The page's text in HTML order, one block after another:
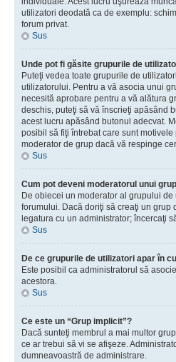
utilizatori deodată ca de exemplu:
forum privat.
Sus
Unde pot fi găsite grupurile de
Puteţi vedea toate grupurile de
utilizatorului. Pentru a vă asocia unui
necesită aprobare pentru a vă alătura
deschis, puteţi să vă înscrieţi apăsând
acest lucru apăsând butonul adecvat.
posibil să fiţi întrebat care sunt
moderator de grup dacă vă respinge
Sus
Cum pot deveni moderatorul unui
De obiecei un moderator al grupului
forumului. Dacă doriţi să creaţi un grup
legatura cu un administrator; încercaţi
Sus
De ce grupurile de utilizatori apar în
Este posibil ca administratorul să
acestora.
Sus
Ce este un “Grup implicit”?
Dacă sunteţi membrul a mai multor
ce ar trebui să vi se afişeze.
dumneavoastră de administrare.